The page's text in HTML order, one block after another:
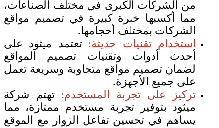
من الشركات الكبرى في مختلف الصناعات،
مما أكسبها خبرة كبيرة في تصميم مواقع
الشركات بمختلف أحجامها.
استخدام تقنيات حديثة: تعتمد ميثود على
أحدث أدوات وتقنيات تصميم المواقع
لضمان تصميم مواقع متجاوبة وسريعة تعمل
على جميع الأجهزة.
تركيز على تجربة المستخدم:تهتم شركة
ميثود بتوفير تجربة مستخدم ممتازة، مما
يساهم في تحسين تفاعل الزوار مع الموقع